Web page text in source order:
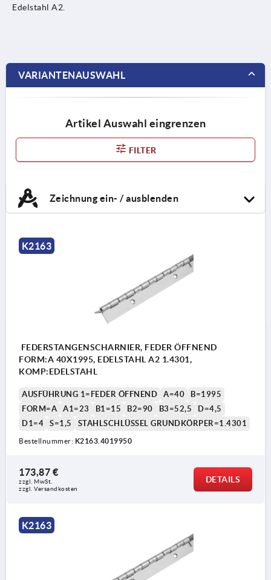
Edelstahl A2.
VARIANTENAUSWAHL
Artikel Auswahl eingrenzen
FILTER
Zeichnung ein- / ausblenden
K2163
FEDERSTANGENSCHARNIER, FEDER ÖFFNEND
FORM:A 40X1995, EDELSTAHL A2 1.4301,
KOMP:EDELSTAHL
AUSFÜHRUNG 1=FEDER ÖFFNEND A=40
B=1995
FORM=A
A1=23 B1=15 B2=90 B3=52,5
D=4,5
D1=4
S=1,5 STAHLSCHLÜSSEL GRUNDKÖRPER=1.4301
Bestellnummer: K2163.4019950
173,87 €
zzgl. MwSt.
zzgl. Versandkosten
DETAILS
K2163